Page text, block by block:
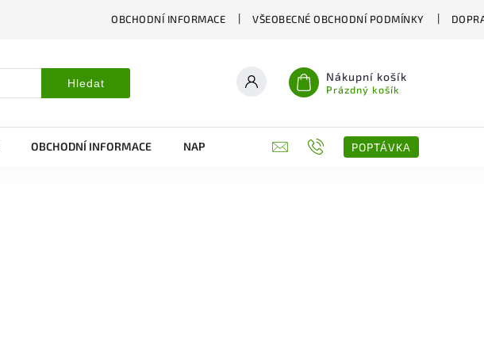
OBCHODNÍ INFORMACE VŠEOBECNÉ OBCHODNÍ PODMÍNKY
Hledat Nákupní košík
Prázdný košík
OBCHODNÍ INFORMACE NAPIŠTE NÁM KONTAKTY POPTÁVKA